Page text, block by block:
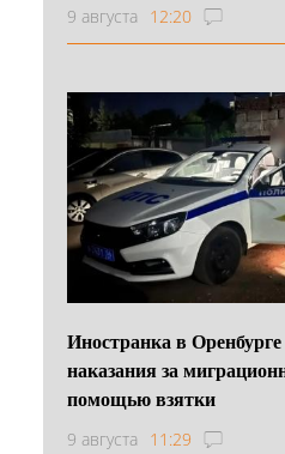
9 августа 12:20
Иностранка в
наказания за
помощью взятки
9 августа 11:29